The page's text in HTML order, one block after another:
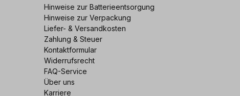
Hinweise zur Batterieentsorgung
Hinweise zur Verpackung
Liefer- & Versandkosten
Zahlung & Steuer
Kontaktformular
Widerrufsrecht
FAQ-Service
Über uns
Karriere